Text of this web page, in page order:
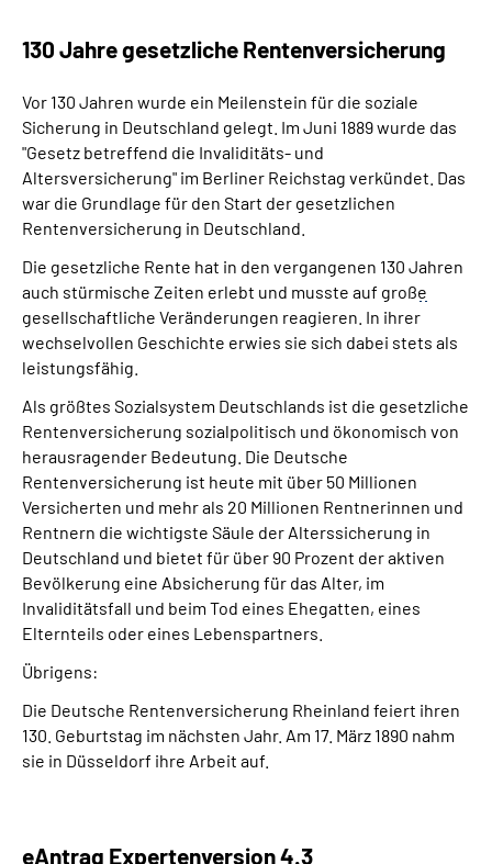
130 Jahre gesetzliche Rentenversicherung
Vor 130 Jahren wurde ein Meilenstein für die soziale
Sicherung in Deutschland gelegt. Im Juni 1889 wurde das
"Gesetz betreffend die Invaliditäts- und
Altersversicherung" im Berliner Reichstag verkündet. Das
war die Grundlage für den Start der gesetzlichen
Rentenversicherung in Deutschland.
Die gesetzliche Rente hat in den vergangenen 130 Jahren
auch stürmische Zeiten erlebt und musste auf große
gesellschaftliche Veränderungen reagieren. In ihrer
wechselvollen Geschichte erwies sie sich dabei stets als
leistungsfähig.
Als größtes Sozialsystem Deutschlands ist die gesetzliche
Rentenversicherung sozialpolitisch und ökonomisch von
herausragender Bedeutung. Die Deutsche
Rentenversicherung ist heute mit über 50 Millionen
Versicherten und mehr als 20 Millionen Rentnerinnen und
Rentnern die wichtigste Säule der Alterssicherung in
Deutschland und bietet für über 90 Prozent der aktiven
Bevölkerung eine Absicherung für das Alter, im
Invaliditätsfall und beim Tod eines Ehegatten, eines
Elternteils oder eines Lebenspartners.
Übrigens:
Die Deutsche Rentenversicherung Rheinland feiert ihren
130. Geburtstag im nächsten Jahr. Am 17. März 1890 nahm
sie in Düsseldorf ihre Arbeit auf.
eAntrag Expertenversion 4.3